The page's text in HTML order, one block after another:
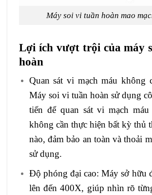
Máy soi vi tuần hoàn mao
Lợi ích vượt trội của máy
hoàn
Quan sát vi mạch máu không
Máy soi vi tuần hoàn sử dụng
tiến để quan sát vi mạch
không cần thực hiện bất kỳ thủ
nào, đảm bảo an toàn và thoải
sử dụng.
Độ phóng đại cao: Máy sở hữu
lên đến 400X, giúp nhìn rõ